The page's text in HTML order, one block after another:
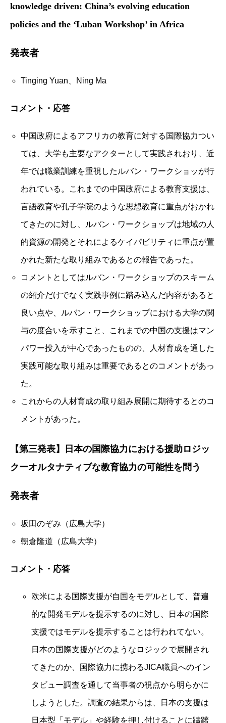
knowledge driven: China’s evolving education
policies and the ‘Luban Workshop’ in Africa
発表者
Tinging Yuan、Ning Ma
コメント・応答
中国政府によるアフリカの教育に対する国際協力つい
ては、大学も主要なアクターとして実践されおり、近
年では職業訓練を重視したルバン・ワークショッが行
われている。これまでの中国政府による教育支援は、
言語教育や孔子学院のような思想教育に重点がおかれ
てきたのに対し、ルバン・ワークショップは地域の人
的資源の開発とそれによるケイパビリティに重点が置
かれた新たな取り組みであるとの報告であった。
コメントとしてはルバン・ワークショップのスキーム
の紹介だけでなく実践事例に踏み込んだ内容があると
良い点や、ルバン・ワークショップにおける大学の関
与の度合いを示すこと、これまでの中国の支援はマン
パワー投入が中心であったものの、人材育成を通した
実践可能な取り組みは重要であるとのコメントがあっ
た。
これからの人材育成の取り組み展開に期待するとのコ
メントがあった。
【第三発表】日本の国際協力における援助ロジッ
クーオルタナティブな教育協力の可能性を問う
発表者
坂田のぞみ（広島大学）
朝倉隆道（広島大学）
コメント・応答
欧米による国際支援が自国をモデルとして、普遍
的な開発モデルを提示するのに対し、日本の国際
支援ではモデルを提示することは行われてない。
日本の国際支援がどのようなロジックで展開され
てきたのか、国際協力に携わるJICA職員へのイン
タビュー調査を通して当事者の視点から明らかに
しようとした。調査の結果からは、日本の支援は
日本型「モデル」や経験を押し付けることに躊躇